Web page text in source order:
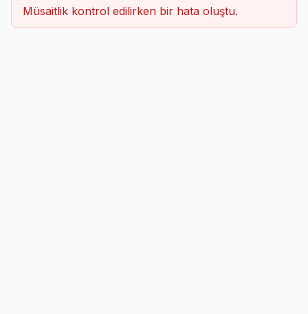
Müsaitlik kontrol edilirken bir hata oluştu.